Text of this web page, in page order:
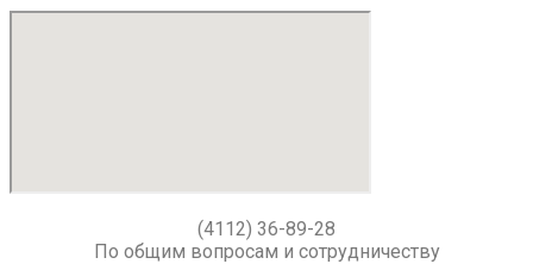
(4112) 36-89-28
По общим вопросам и сотрудничеству